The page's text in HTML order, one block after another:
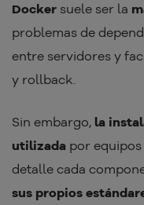
Docker suele ser la
problemas de
entre servidores y
y rollback.
Sin embargo, la
utilizada por
detalle cada
sus propios